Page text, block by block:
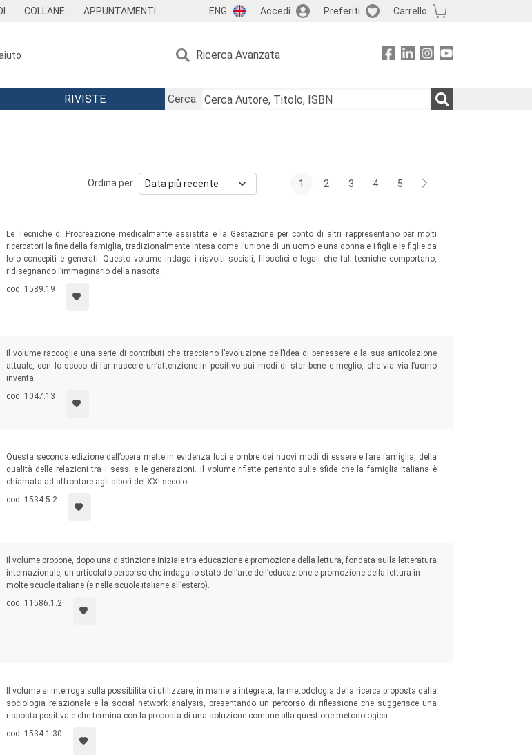
COLLANE APPUNTAMENTI ENG Accedi Preferiti Carrello
Ricerca Avanzata
RIVISTE
Cerca:
Ordina per 1 2 3 4 5
Le Tecniche di Procreazione medicalmente assistita e la Gestazione per conto di altri rappresentano per molti
ricercatori la fine della famiglia, tradizionalmente intesa come l’unione di un uomo e una donna e i figli e le figlie da
loro concepiti e generati. Questo volume indaga i risvolti sociali, filosofici e legali che tali tecniche comportano,
ridisegnando l’immaginario della nascita.
cod. 1589.19
Il volume raccoglie una serie di contributi che tracciano l’evoluzione dell’idea di benessere e la sua articolazione
attuale, con lo scopo di far nascere un’attenzione in positivo sui modi di star bene e meglio, che via via l’uomo
inventa.
cod. 1047.13
Questa seconda edizione dell’opera mette in evidenza luci e ombre dei nuovi modi di essere e fare famiglia, della
qualità delle relazioni tra i sessi e le generazioni. Il volume riflette pertanto sulle sfide che la famiglia italiana è
chiamata ad affrontare agli albori del XXI secolo.
cod. 1534.5.2
Il volume propone, dopo una distinzione iniziale tra educazione e promozione della lettura, fondata sulla letteratura
internazionale, un articolato percorso che indaga lo stato dell’arte dell’educazione e promozione della lettura in
molte scuole italiane (e nelle scuole italiane all’estero).
cod. 11586.1.2
Il volume si interroga sulla possibilità di utilizzare, in maniera integrata, la metodologia della ricerca proposta dalla
sociologia relazionale e la social network analysis, presentando un percorso di riflessione che suggerisce una
risposta positiva e che termina con la proposta di una soluzione comune alla questione metodologica.
cod. 1534.1.30